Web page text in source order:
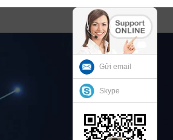
Gửi email
Skype